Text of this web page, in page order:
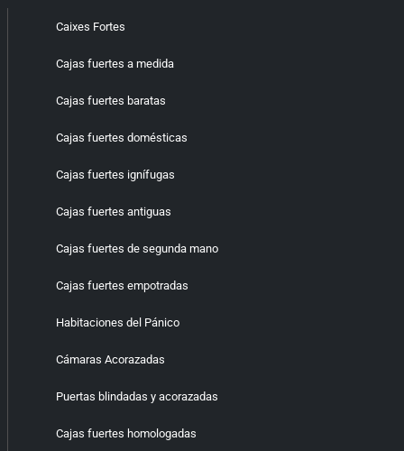
Caixes Fortes
Cajas fuertes a medida
Cajas fuertes baratas
Cajas fuertes domésticas
Cajas fuertes ignífugas
Cajas fuertes antiguas
Cajas fuertes de segunda mano
Cajas fuertes empotradas
Habitaciones del Pánico
Cámaras Acorazadas
Puertas blindadas y acorazadas
Cajas fuertes homologadas